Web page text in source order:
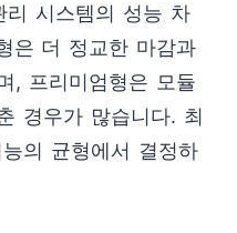
리 시스템의 성능 차
은 더 정교한 마감과
, 프리미엄형은 모듈
경우가 많습니다. 최
의 균형에서 결정하